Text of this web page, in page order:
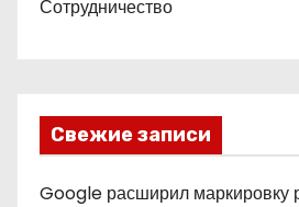
Сотрудничество
Свежие записи
Google расширил маркировку